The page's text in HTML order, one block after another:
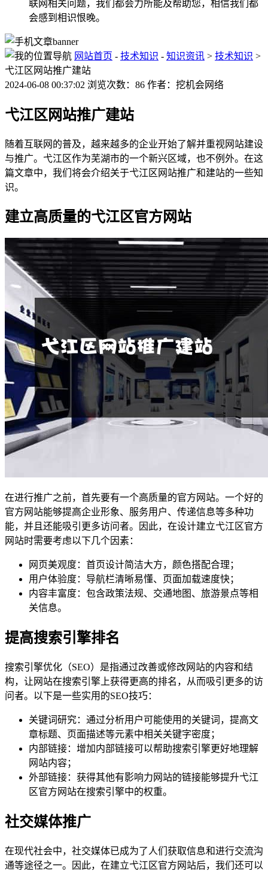
联网相关问题，我们都会力所能及帮助您，相信我们都
会感到相识恨晚。
网站首页 - 技术知识 - 知识资讯 > 技术知识 >
弋江区网站推广建站
2024-06-08 00:37:02 浏览次数：86 作者：挖机会网络
弋江区网站推广建站
随着互联网的普及，越来越多的企业开始了解并重视网站建设
与推广。弋江区作为芜湖市的一个新兴区域，也不例外。在这
篇文章中，我们将会介绍关于弋江区网站推广和建站的一些知
识。
建立高质量的弋江区官方网站
在进行推广之前，首先要有一个高质量的官方网站。一个好的
官方网站能够提高企业形象、服务用户、传递信息等多种功
能，并且还能吸引更多访问者。因此，在设计建立弋江区官方
网站时需要考虑以下几个因素：
网页美观度：首页设计简洁大方，颜色搭配合理；
用户体验度：导航栏清晰易懂、页面加载速度快；
内容丰富度：包含政策法规、交通地图、旅游景点等相
关信息。
提高搜索引擎排名
搜索引擎优化（SEO）是指通过改善或修改网站的内容和结
构，让网站在搜索引擎上获得更高的排名，从而吸引更多的访
问者。以下是一些实用的SEO技巧：
关键词研究：通过分析用户可能使用的关键词，提高文
章标题、页面描述等元素中相关关键字密度；
内部链接：增加内部链接可以帮助搜索引擎更好地理解
网站内容；
外部链接：获得其他有影响力网站的链接能够提升弋江
区官方网站在搜索引擎中的权重。
社交媒体推广
在现代社会中，社交媒体已成为了人们获取信息和进行交流沟
通等途径之一。因此，在建立弋江区官方网站后，我们还可以